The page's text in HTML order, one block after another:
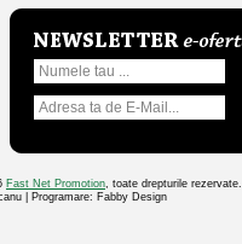
Fast Net Promotion, toate drepturile rezervate.
| Programare: Fabby Design